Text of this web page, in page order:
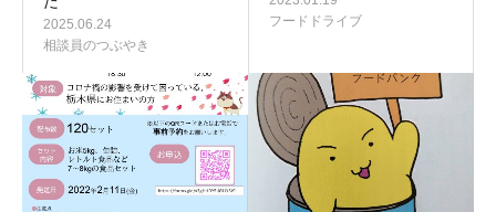
2025.06.24
相談員のつぶやき
フードドライブ